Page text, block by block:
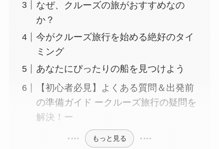
なぜ、クルーズの旅がおすすめなの
か？
今がクルーズ旅行を始める絶好のタイ
ミング
あなたにぴったりの船を見つけよう
【初心者必見】よくある質問＆出発前
の準備ガイド ークルーズ旅行の疑問を
解決！ー
もっと見る